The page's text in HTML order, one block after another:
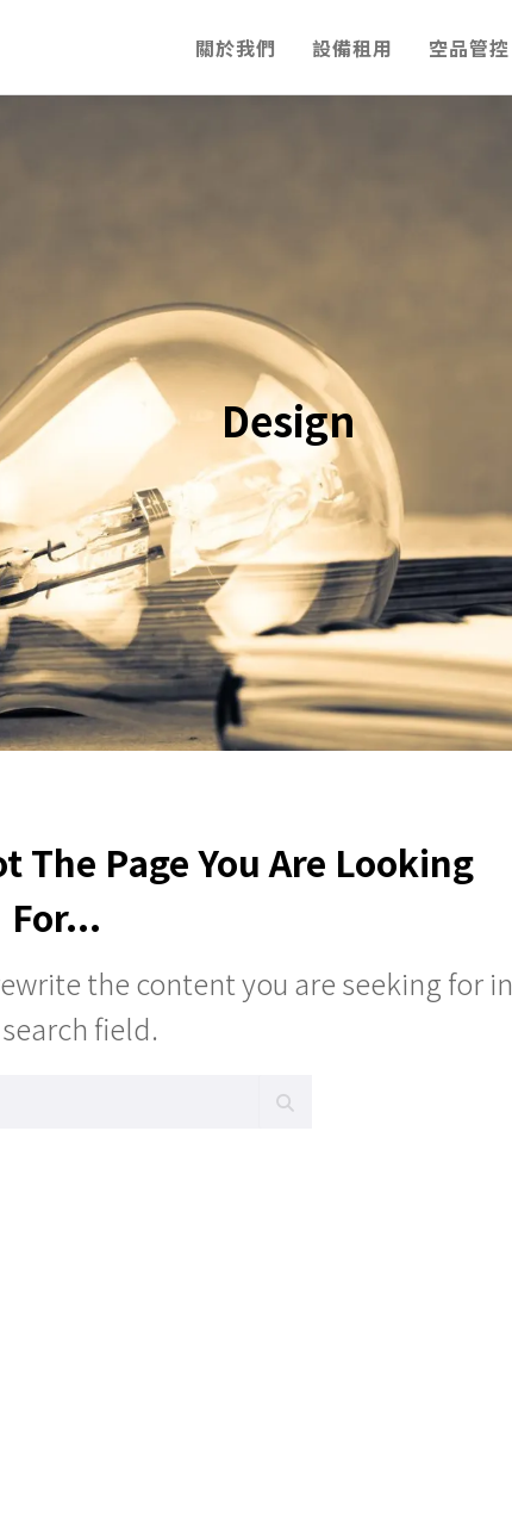
關於我們 設備租用 空品管控
Design
The Page You Are Looking
For...
the content you are seeking for in
field.